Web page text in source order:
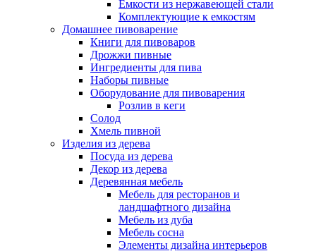
Емкости из нержавеющей стали
Комплектующие к емкостям
Домашнее пивоварение
Книги для пивоваров
Дрожжи пивные
Ингредиенты для пива
Наборы пивные
Оборудование для пивоварения
Розлив в кеги
Солод
Хмель пивной
Изделия из дерева
Посуда из дерева
Декор из дерева
Деревянная мебель
Мебель для ресторанов и
ландшафтного дизайна
Мебель из дуба
Мебель сосна
Элементы дизайна интерьеров